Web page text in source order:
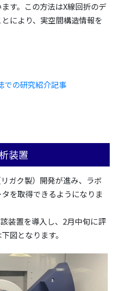
す。この方法はX線回折のデ
により、実空間構造情報を
での研究紹介記事
装置
ガク製）開発が進み、ラボ
を取得できるようになりま
装置を導入し、2月中旬に評
図となります。